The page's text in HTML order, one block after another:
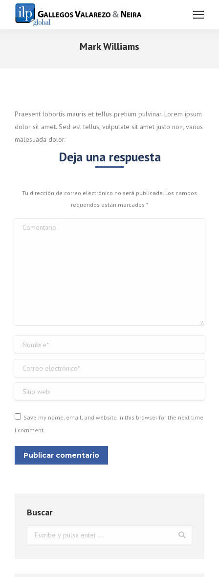
Mark Williams
Praesent lobortis mauris et tellus pretium pulvinar. Lorem ipsum
dolor sit amet. Sed est tellus, vulputate sit amet justo non, varius
malesuada dolor.
Deja una respuesta
Tu dirección de correo electrónico no será publicada. Los campos
requeridos están marcados *
Comentario
Nombre *
Correo electrónico *
Sitio web
Save my name, email, and website in this browser for the next time
I comment.
Publicar comentario
Buscar
Buscar: